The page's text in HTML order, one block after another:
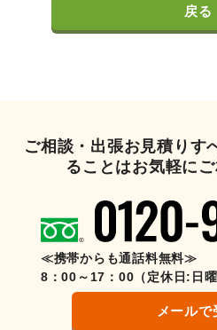
戻る
ご相談・出張お見積りす
ることはお気軽にご
≪携帯からも通話料無料≫
8：00～17：00（定休日:日曜
メールで